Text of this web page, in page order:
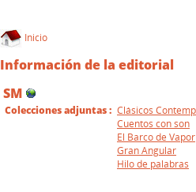
Inicio
Información de la editorial
SM
Colecciones adjuntas : Clásicos
Cuentos con son
El Barco de Vapor
Gran Angular
Hilo de palabras